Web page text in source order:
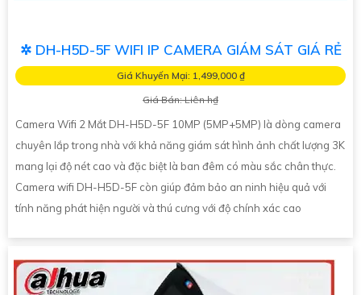
✲ DH-H5D-5F WIFI IP CAMERA GIÁM SÁT GIÁ RẺ
Giá Khuyến Mại: 1,499,000 ₫
Giá Bán: Liên h₫
Camera Wifi 2 Mắt DH-H5D-5F 10MP (5MP+5MP) là dòng camera
chuyên lắp trong nhà với khả năng giám sát hình ảnh chất lượng 3K
mang lại độ nét cao và đặc biệt là ban đêm có màu sắc chân thực.
Camera wifi DH-H5D-5F còn giúp đảm bảo an ninh hiệu quả với
tính năng phát hiện người và thú cưng với độ chính xác cao